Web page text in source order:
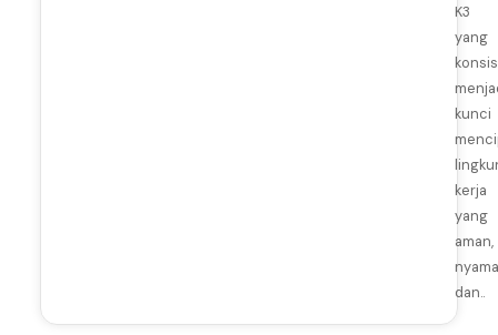
K3
yang
kunci
kerja
yang
aman,
dan..